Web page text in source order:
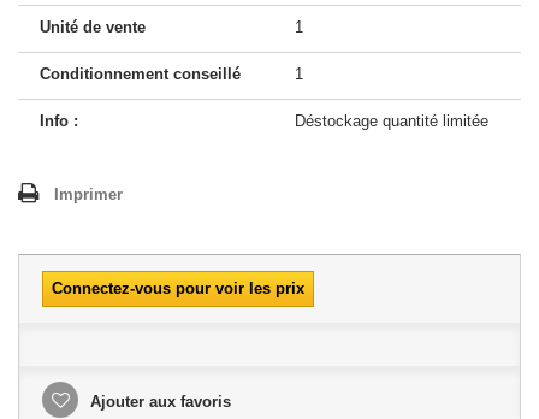
Unité de vente 1
Conditionnement conseillé 1
Info : Déstockage quantité limitée
Imprimer
Connectez-vous pour voir les prix
Ajouter aux favoris